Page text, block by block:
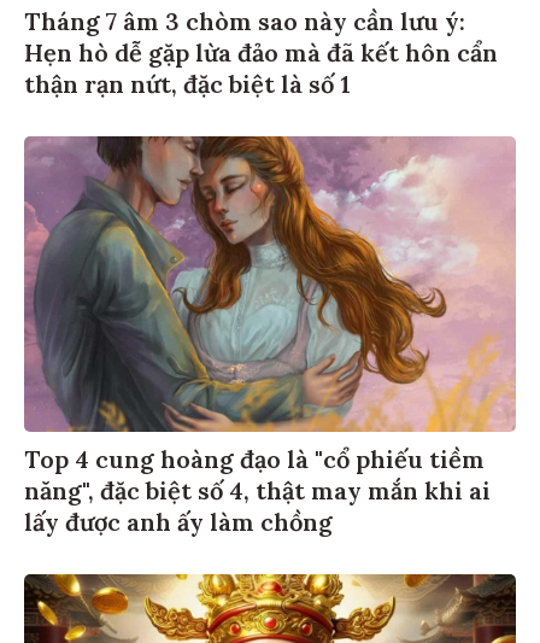
Tháng 7 âm 3 chòm sao này cần lưu ý:
Hẹn hò dễ gặp lừa đảo mà đã kết hôn cẩn
thận rạn nứt, đặc biệt là số 1
Top 4 cung hoàng đạo là "cổ phiếu tiềm
năng", đặc biệt số 4, thật may mắn khi ai
lấy được anh ấy làm chồng